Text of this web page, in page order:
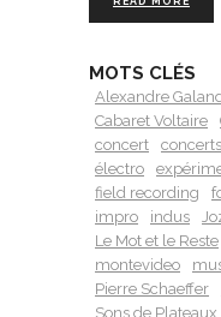
MOTS CLÉS
Alexandre
Cabaret Voltaire
concert
concerts
électro
field recording
impro
indus
Le Mot et le Reste
montevideo
Pierre Schaeffer
Sons de Plateaux